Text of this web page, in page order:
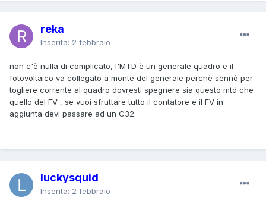
reka
Inserita: 2 febbraio
non c'è nulla di complicato, l'MTD è un generale quadro e il
fotovoltaico va collegato a monte del generale perchè sennò per
togliere corrente al quadro dovresti spegnere sia questo mtd che
quello del FV , se vuoi sfruttare tutto il contatore e il FV in
aggiunta devi passare ad un C32.
luckysquid
Inserita: 2 febbraio